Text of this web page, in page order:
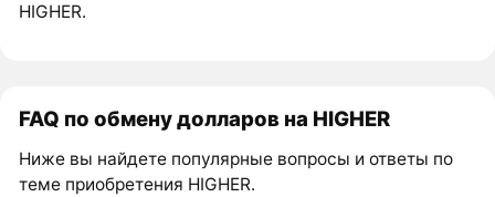
HIGHER.
FAQ по обмену долларов на HIGHER
Ниже вы найдете популярные вопросы и ответы по
теме приобретения HIGHER.